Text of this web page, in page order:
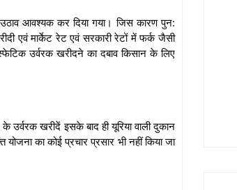
आवश्यक कर दिया गया। जिस कारण पुन:
एवं मार्केट रेट एवं सरकारी रेटों में फर्क जैसी
उर्वरक खरीदने का दबाव किसान के लिए
खरीदें इसके बाद ही यूरिया वाली दुकान
का कोई प्रचार प्रसार भी नहीं किया जा